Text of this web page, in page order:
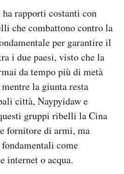
rapporti costanti con
che combattono contro la
per garantire il
i due paesi, visto che la
da tempo più di metà
la giunta resta
città, Naypyidaw e
gruppi ribelli la Cina
fornitore di armi, ma
come
internet o acqua.